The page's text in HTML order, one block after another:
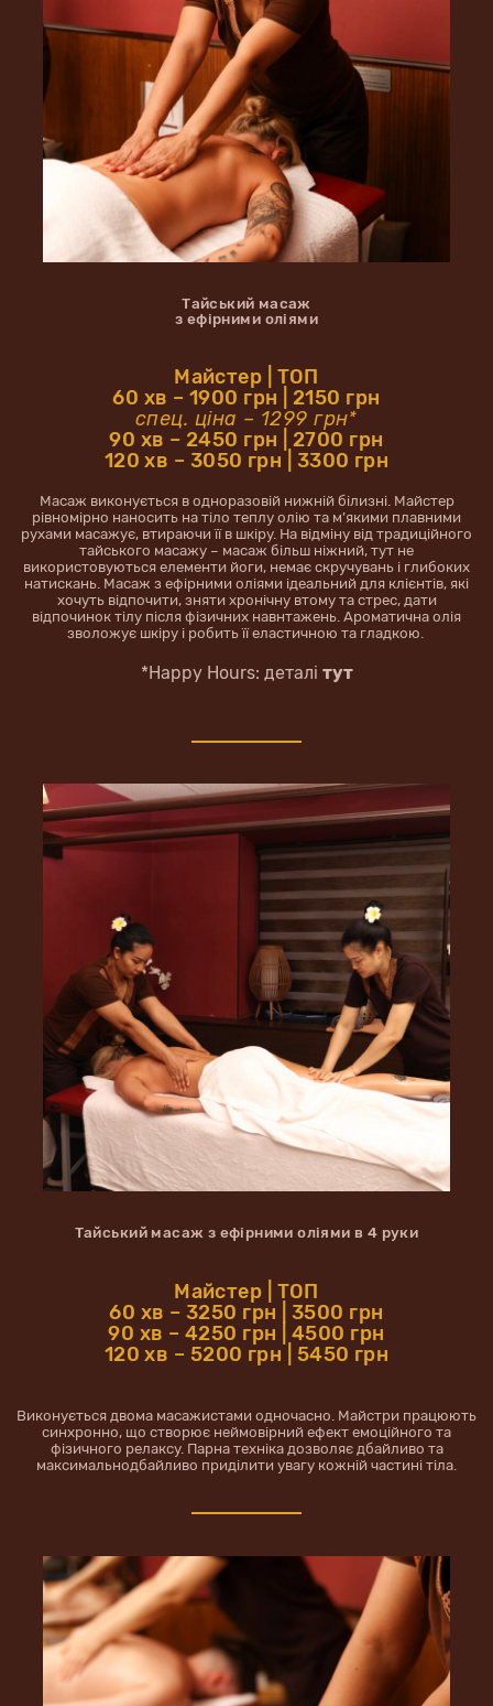
Тайський масаж
з ефірними оліями
Майстер | ТОП
60 хв – 1900 грн | 2150 грн
спец. ціна – 1299 грн*
90 хв – 2450 грн | 2700 грн
120 хв – 3050 грн | 3300 грн
Масаж виконується в одноразовій нижній білизні. Майстер
рівномірно наносить на тіло теплу олію та м’якими плавними
рухами масажує, втираючи її в шкіру. На відміну від традиційного
тайського масажу – масаж більш ніжний, тут не
використовуються елементи йоги, немає скручувань і глибоких
натискань. Масаж з ефірними оліями ідеальний для клієнтів, які
хочуть відпочити, зняти хронічну втому та стрес, дати
відпочинок тілу після фізичних навнтажень. Ароматична олія
зволожує шкіру і робить її еластичною та гладкою.
*Happy Hours: деталі тут
Тайський масаж з ефірними оліями в 4 руки
Майстер | ТОП
60 хв – 3250 грн | 3500 грн
90 хв – 4250 грн | 4500 грн
120 хв – 5200 грн | 5450 грн
Виконується двома масажистами одночасно. Майстри працюють
синхронно, що створює неймовірний ефект емоційного та
фізичного релаксу. Парна техніка дозволяє дбайливо та
максимальнодбайливо приділити увагу кожній частині тіла.